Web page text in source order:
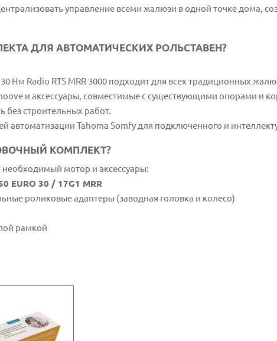
управление всеми жалюзи в одной точке дома,
ДЛЯ АВТОМАТИЧЕСКИХ РОЛЬСТАВЕН?
Нм Radio RTS MRR 3000 подходит для всех традиционных
и аксессуары, совместимые с существующими опорами и
без строительных работ.
автоматизации Tahoma Somfy для подключенного и
КОМПЛЕКТ?
необходимый мотор и аксессуары:
EURO 30 / 17G1 MRR
роликовые адаптеры (заводная головка и колесо)
рамкой